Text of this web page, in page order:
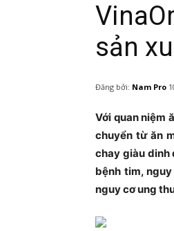
sản
Đăng bởi: Nam Pro
Với quan niệm
chuyển từ ăn
chay giàu dinh
bệnh tim,
nguy cơ ung